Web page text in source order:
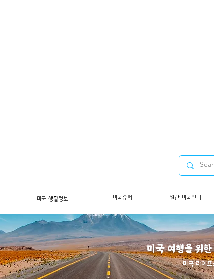
미국 여행을 위
미국 라이
미국 생활정보 미국슈퍼 월간 미국언니